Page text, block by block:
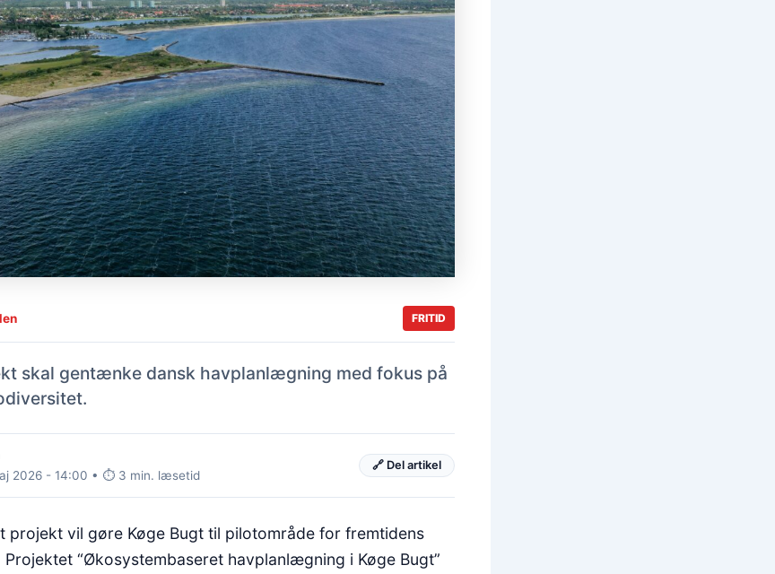
FRITID
skal gentænke dansk havplanlægning med fokus på
2026 - 14:00 • ⏱️ 3 min. læsetid
🔗 Del artikel
projekt vil gøre Køge Bugt til pilotområde for fremtidens
“Økosystembaseret havplanlægning i Køge Bugt”